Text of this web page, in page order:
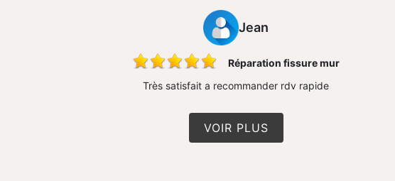
Jean
Réparation fissure mur
Très satisfait a recommander rdv rapide
VOIR PLUS